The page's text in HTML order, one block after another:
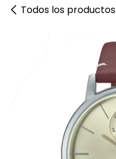
Todos los productos